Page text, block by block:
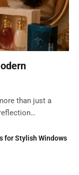
than just a
for Stylish Windows